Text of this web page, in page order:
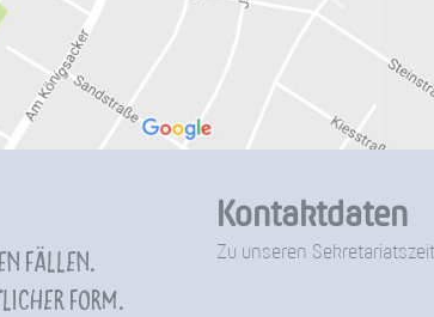
Fällen.
Form.
Kontaktdaten
Zu unseren